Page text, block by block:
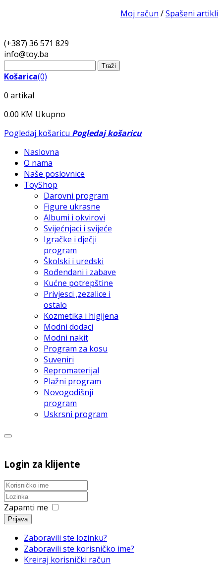
Moj račun /Spašeni artikli
(+387) 36 571 829
info@toy.ba
Košarica(0)
0 artikal
0.00 KM Ukupno
Pogledaj košaricu Pogledaj košaricu
Naslovna
O nama
Naše poslovnice
ToyShop
Darovni program
Figure ukrasne
Albumi i okvirovi
Svijećnjaci i svijeće
Igračke i dječji
program
Školski i uredski
Rođendani i zabave
Kućne potrepštine
Privjesci ,zezalice i
ostalo
Kozmetika i higijena
Modni dodaci
Modni nakit
Program za kosu
Suveniri
Repromaterijal
Plažni program
Novogodišnji
program
Uskrsni program
Login za klijente
Zapamti me
Prijava
Zaboravili ste lozinku?
Zaboravili ste korisničko ime?
Kreiraj korisnički račun